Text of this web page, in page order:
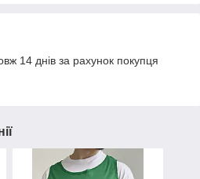
14 днів за рахунок покупця